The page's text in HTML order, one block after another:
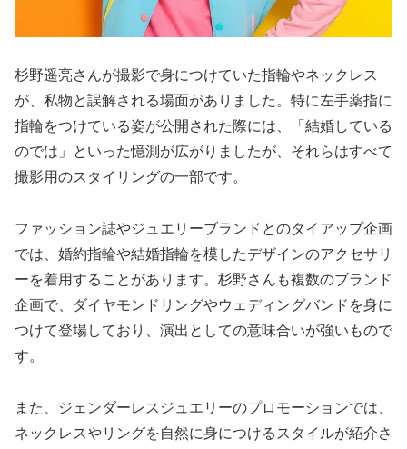
杉野遥亮さんが撮影で身につけていた指輪やネックレス
が、私物と誤解される場面がありました。特に左手薬指に
指輪をつけている姿が公開された際には、「結婚している
のでは」といった憶測が広がりましたが、それらはすべて
撮影用のスタイリングの一部です。
ファッション誌やジュエリーブランドとのタイアップ企画
では、婚約指輪や結婚指輪を模したデザインのアクセサリ
ーを着用することがあります。杉野さんも複数のブランド
企画で、ダイヤモンドリングやウェディングバンドを身に
つけて登場しており、演出としての意味合いが強いもので
す。
また、ジェンダーレスジュエリーのプロモーションでは、
ネックレスやリングを自然に身につけるスタイルが紹介さ